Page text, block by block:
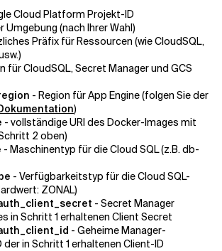
Cloud Platform Projekt-ID
Umgebung (nach Ihrer Wahl)
Präfix für Ressourcen (wie CloudSQL,
für CloudSQL, Secret Manager und GCS
- Region für App Engine (folgen Sie der
)
- vollständige URI des Docker-Images mit
2 oben)
- Maschinentyp für die Cloud SQL (z.B. db-
- Verfügbarkeitstyp für die Cloud SQL-
ZONAL)
- Secret Manager
in Schritt 1 erhaltenen Client Secret
- Geheime Manager-
in Schritt 1 erhaltenen Client-ID